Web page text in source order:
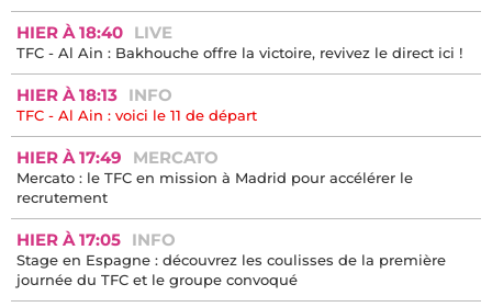
HIER À 18:40 LIVE
TFC - Al Ain : Bakhouche offre la victoire, revivez le direct ici !
HIER À 18:13 INFO
TFC - Al Ain : voici le 11 de départ
HIER À 17:49 MERCATO
Mercato : le TFC en mission à Madrid pour accélérer le
recrutement
HIER À 17:05 INFO
Stage en Espagne : découvrez les coulisses de la première
journée du TFC et le groupe convoqué